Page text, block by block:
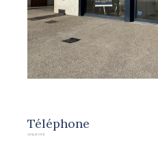
Téléphone
02 54 21 09 21